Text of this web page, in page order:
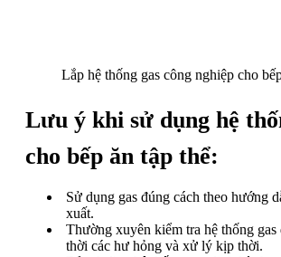
Lắp hệ thống gas công nghiệp cho
Lưu ý khi sử dụng hệ
cho bếp ăn tập thể:
Sử dụng gas đúng cách theo hướng
xuất.
Thường xuyên kiểm tra hệ thống gas
thời các hư hỏng và xử lý kịp thời.